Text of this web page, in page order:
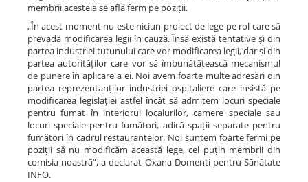
membrii acesteia se află ferm pe poziții.
„În acest moment nu este niciun proiect de lege pe rol care să
prevadă modificarea legii în cauză. Însă există tentative și din
partea industriei tutunului care vor modificarea legii, dar și din
partea autorităților care vor să îmbunătățească mecanismul
de punere în aplicare a ei. Noi avem foarte multe adresări din
partea reprezentanților industriei ospitaliere care insistă pe
modificarea legislației astfel încât să admitem locuri speciale
pentru fumat în interiorul localurilor, camere speciale sau
locuri speciale pentru fumători, adică spații separate pentru
fumători în cadrul restaurantelor. Noi suntem foarte fermi pe
poziții să nu modificăm această lege, cel puțin membrii din
comisia noastră”, a declarat Oxana Domenti pentru Sănătate
INFO.